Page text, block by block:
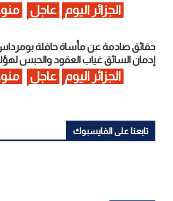
الجزائر اليوم عاجل
حقائق صادمة عن مأساة حافلة
إدمان السائق غياب العقود والحبس
الجزائر اليوم عاجل
تابعنا على الفايسبوك